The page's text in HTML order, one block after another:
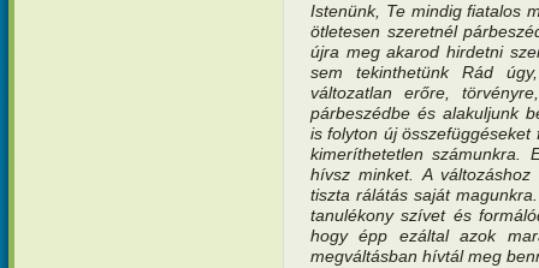
Istenünk, Te mindig fiatalos
ötletesen szeretnél
újra meg akarod hirdetni
sem tekinthetünk Rád
változatlan erőre,
párbeszédbe és alakuljunk
is folyton új
kimeríthetetlen számunkra.
hívsz minket. A
tiszta rálátás saját
tanulékony szívet és
hogy épp ezáltal azok
megváltásban hívtál meg